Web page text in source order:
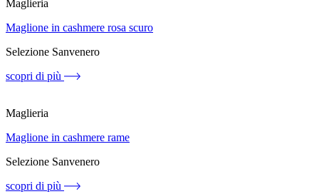
Maglieria
Maglione in cashmere rosa scuro
Selezione Sanvenero
scopri di più
Maglieria
Maglione in cashmere rame
Selezione Sanvenero
scopri di più